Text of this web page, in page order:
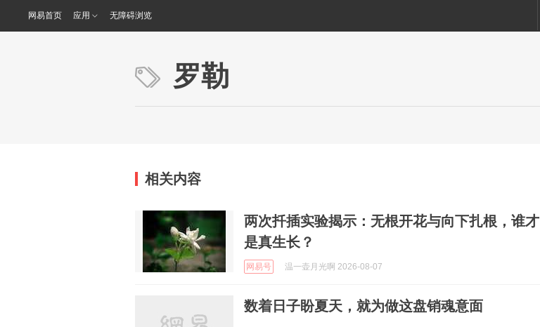
网易首页 应用 无障碍浏览
罗勒
相关内容
两次扦插实验揭示：无根开花与向下扎根，谁才
是真生长？
网易号 温一壶月光啊 2026-08-07
数着日子盼夏天，就为做这盘销魂意面